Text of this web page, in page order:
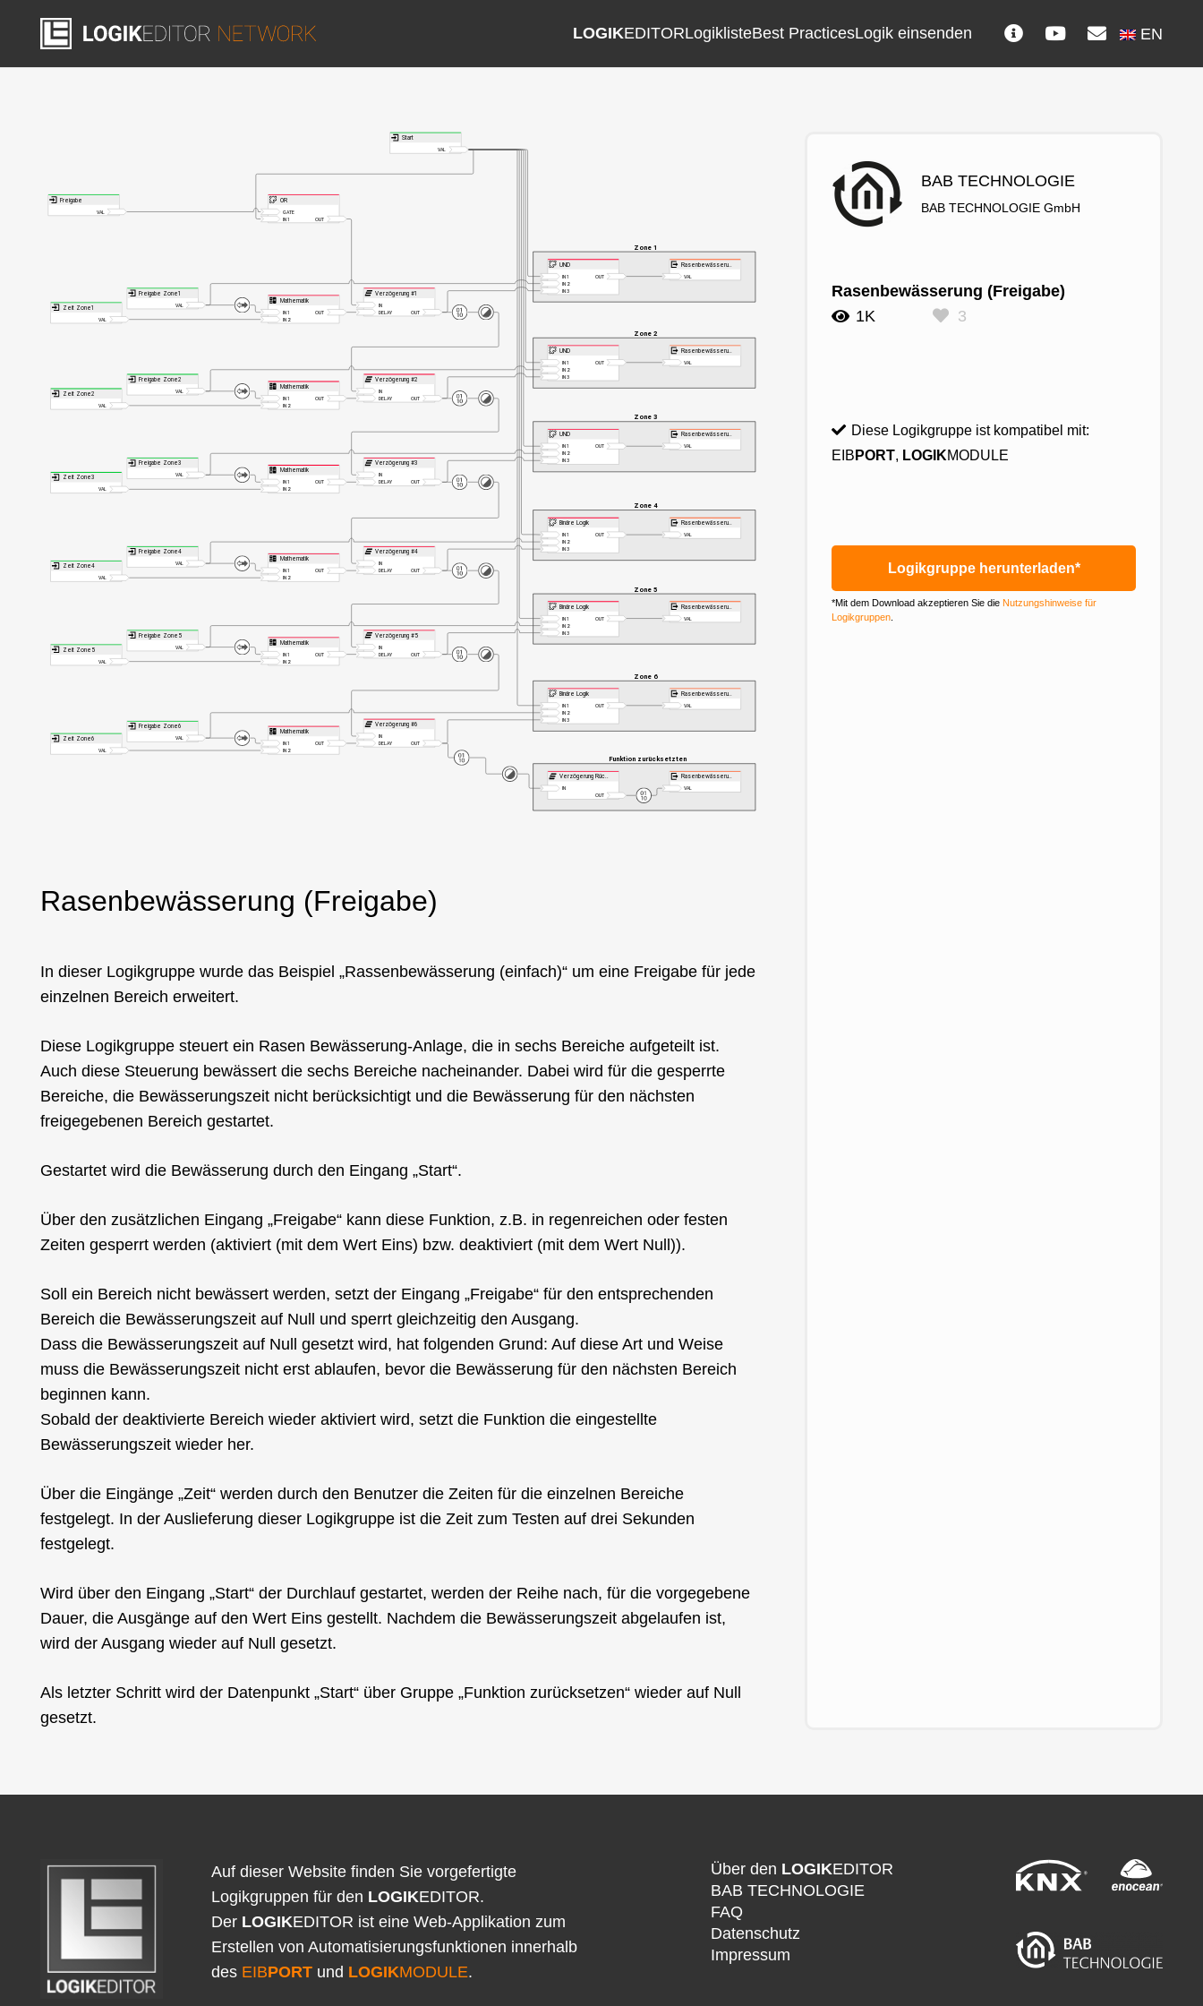
LOGIKEDITORLogiklisteBest PracticesLogik einsenden EN
Rasenbewässerung (Freigabe)
In dieser Logikgruppe wurde das Beispiel „Rassenbewässerung (einfach)“ um eine Freigabe für jede
einzelnen Bereich erweitert.
Diese Logikgruppe steuert ein Rasen Bewässerung-Anlage, die in sechs Bereiche aufgeteilt ist.
Auch diese Steuerung bewässert die sechs Bereiche nacheinander. Dabei wird für die gesperrte
Bereiche, die Bewässerungszeit nicht berücksichtigt und die Bewässerung für den nächsten
freigegebenen Bereich gestartet.
Gestartet wird die Bewässerung durch den Eingang „Start“.
Über den zusätzlichen Eingang „Freigabe“ kann diese Funktion, z.B. in regenreichen oder festen
Zeiten gesperrt werden (aktiviert (mit dem Wert Eins) bzw. deaktiviert (mit dem Wert Null)).
Soll ein Bereich nicht bewässert werden, setzt der Eingang „Freigabe“ für den entsprechenden
Bereich die Bewässerungszeit auf Null und sperrt gleichzeitig den Ausgang.
Dass die Bewässerungszeit auf Null gesetzt wird, hat folgenden Grund: Auf diese Art und Weise
muss die Bewässerungszeit nicht erst ablaufen, bevor die Bewässerung für den nächsten Bereich
beginnen kann.
Sobald der deaktivierte Bereich wieder aktiviert wird, setzt die Funktion die eingestellte
Bewässerungszeit wieder her.
Über die Eingänge „Zeit“ werden durch den Benutzer die Zeiten für die einzelnen Bereiche
festgelegt. In der Auslieferung dieser Logikgruppe ist die Zeit zum Testen auf drei Sekunden
festgelegt.
Wird über den Eingang „Start“ der Durchlauf gestartet, werden der Reihe nach, für die vorgegebene
Dauer, die Ausgänge auf den Wert Eins gestellt. Nachdem die Bewässerungszeit abgelaufen ist,
wird der Ausgang wieder auf Null gesetzt.
Als letzter Schritt wird der Datenpunkt „Start“ über Gruppe „Funktion zurücksetzen“ wieder auf Null
gesetzt.
BAB TECHNOLOGIE
BAB TECHNOLOGIE GmbH
Rasenbewässerung (Freigabe)
1K
3
Diese Logikgruppe ist kompatibel mit:
EIBPORT, LOGIKMODULE
Logikgruppe herunterladen*
*Mit dem Download akzeptieren Sie die Nutzungshinweise für
Logikgruppen
Auf dieser Website finden Sie vorgefertigte
Logikgruppen für den LOGIKEDITOR.
DerLOGIKEDITOR ist eine Web-Applikation zum
Erstellen von Automatisierungsfunktionen innerhalb
des EIBPORTund LOGIKMODULE.
Über den LOGIKEDITOR
BAB TECHNOLOGIE
FAQ
Datenschutz
Impressum